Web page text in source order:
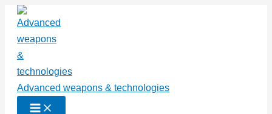
Перейти
содержимому
Advanced weapons & technologies